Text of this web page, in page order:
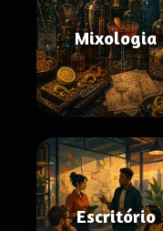
Mixologia
Escritório